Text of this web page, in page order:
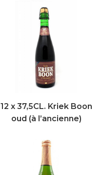
12 x 37,5CL. Kriek Boon
oud (à l’ancienne)